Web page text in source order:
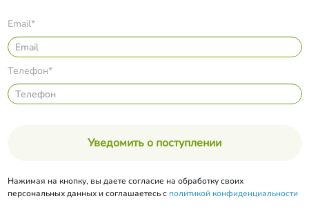
Email*
Телефон*
Уведомить о поступлении
Нажимая на кнопку, вы даете согласие на обработку своих
персональных данных и соглашаетесь с политикой конфиденциальности